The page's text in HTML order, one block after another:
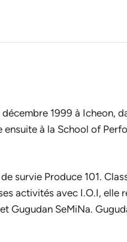
1999 à Icheon,
ensuite à la School of
survie Produce 101.
activités avec I.O.I,
Gugudan SeMiNa.